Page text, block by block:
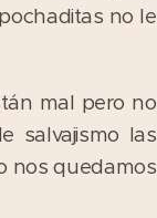
no le
mal pero no
salvajismo las
nos quedamos